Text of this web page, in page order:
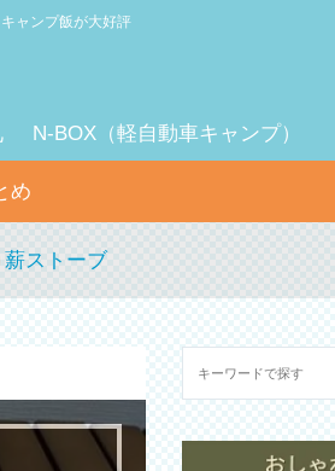
ャンプ飯が大好評
N-BOX（軽自動車キャンプ）
め
薪ストーブ